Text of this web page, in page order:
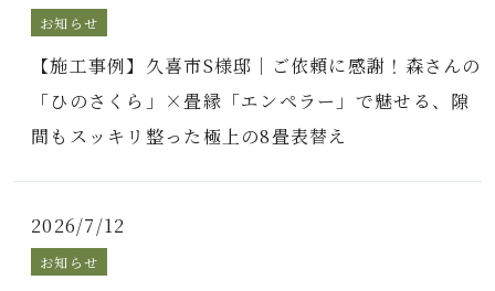
お知らせ
【施工事例】久喜市S様邸｜ご依頼に感謝！森さんの
「ひのさくら」×畳縁「エンペラー」で魅せる、隙
間もスッキリ整った極上の8畳表替え
2026/7/12
お知らせ